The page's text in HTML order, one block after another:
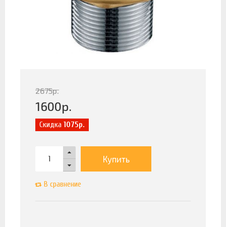
2675р.
1600р.
Скидка 1075р.
Купить
В сравнение